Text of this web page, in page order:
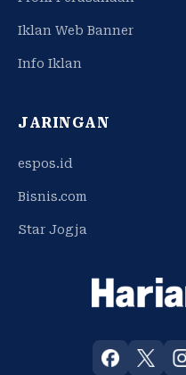
Iklan Web Banner
Info Iklan
JARINGAN
espos.id
Bisnis.com
Star Jogja